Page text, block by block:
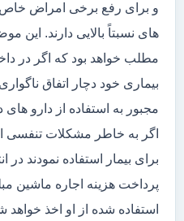
و برای رفع برخی امراض
های نسبتاً بالایی دارند. این
مطلب خواهد بود که اگر در
بیماری خود دچار اتفاق
مجبور به استفاده از دارو
اگر به خاطر مشکلات تنفسی
برای بیمار استفاده نمودند
پرداخت هزینه اجاره ماشین
استفاده شده از او اخذ